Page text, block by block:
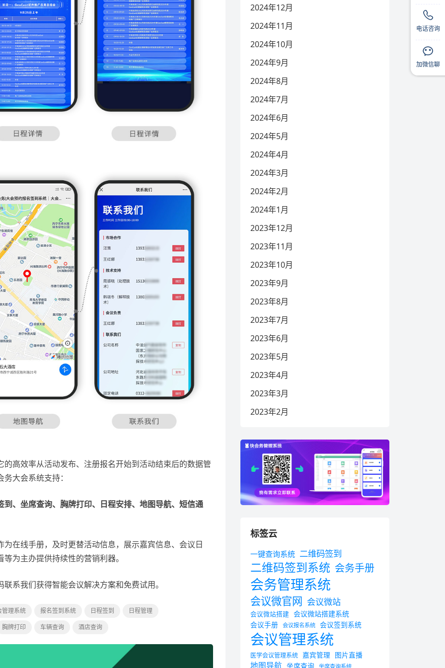
高效率从活动发布、注册报名开始到活动结束后的数据管
大会系统支持：
、坐席查询、胸牌打印、日程安排、地图导航、短信通
在线手册，及时更替活动信息，展示嘉宾信息、会议日
为主办提供持续性的营销利器。
系我们获得智能会议解决方案和免费试用。
管理系统 报名签到系统 日程签到
日程管理
胸牌打印
车辆查询 酒店查询
2024年12月
2024年11月
2024年10月
2024年9月
2024年8月
2024年7月
2024年6月
2024年5月
2024年4月
2024年3月
2024年2月
2024年1月
2023年12月
2023年11月
2023年10月
2023年9月
2023年8月
2023年7月
2023年6月
2023年5月
2023年4月
2023年3月
2023年2月
标签云
一键查询系统 二维码签到
二维码签到系统 会务手册
会务管理系统
会议微官网 会议微站
会议微站搭建 会议微站搭建系统
会议手册 会议报名系统 会议签到系统
会议管理系统
医学会议管理系统 嘉宾管理 图片直播
地图导航 坐席查询 坐席查询系统
电话咨询
加微信聊
扫码
扫码